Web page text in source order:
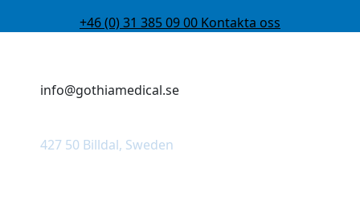
+46 (0) 31 385 09 00 Kontakta oss
info@gothiamedical.se
427 50 Billdal, Sweden